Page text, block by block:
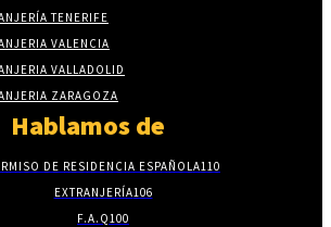
TENERIFE
VALENCIA
VALLADOLID
ZARAGOZA
Hablamos de
DE RESIDENCIA ESPAÑOLA110
EXTRANJERÍA106
F.A.Q100